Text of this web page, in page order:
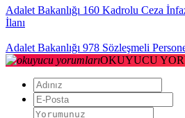
Adalet Bakanlığı 160 Kadrolu Ceza
İlanı
Adalet Bakanlığı 978 Sözleşmeli
OKUYUCU